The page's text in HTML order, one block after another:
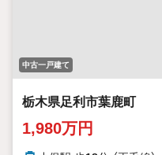
中古一戸建て
栃木県足利市葉鹿町
1,980万円